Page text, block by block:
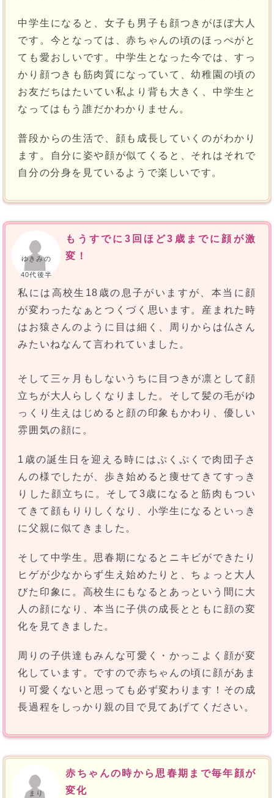
中学生になると、女子も男子も顔つきがほぼ大人
です。今となっては、赤ちゃんの頃のほっぺがと
ても愛おしいです。中学生となった今では、すっ
かり顔つきも筋肉質になっていて、幼稚園の頃の
お友だちはたいてい私より背も大きく、中学生と
なってはもう誰だかわかりません。
普段からの生活で、顔も成長していくのがわかり
ます。自分に姿や顔が似てくると、それはそれで
自分の分身を見ているようで楽しいです。
ゆきみの
40代後半
もうすでに3回ほど3歳までに顔が激
変！
私には高校生18歳の息子がいますが、本当に顔
が変わったなぁとつくづく思います。産まれた時
はお猿さんのように目は細く、周りからは仏さん
みたいねなんて言われていました。
そして三ヶ月もしないうちに目つきが凛として顔
立ちが大人らしくなりました。そして髪の毛がゆ
っくり生えはじめると顔の印象もかわり、優しい
雰囲気の顔に。
1歳の誕生日を迎える時にはぷくぷくで肉団子さ
んの様でしたが、歩き始めると痩せてきてすっき
りした顔立ちに。そして3歳になると筋肉もつい
てきて顔もりりしくなり、小学生になるといっき
に父親に似てきました。
そして中学生。思春期になるとニキビができたり
ヒゲが少なからず生え始めたりと、ちょっと大人
びた印象に。高校生にもなるとあっという間に大
人の顔になり、本当に子供の成長とともに顔の変
化を見てきました。
周りの子供達もみんな可愛く・かっこよく顔が変
化しています。ですので赤ちゃんの頃に顔があま
り可愛くないと思っても必ず変わります！その成
長過程をしっかり親の目で見てあげてください。
まり
赤ちゃんの時から思春期まで毎年顔が
変化